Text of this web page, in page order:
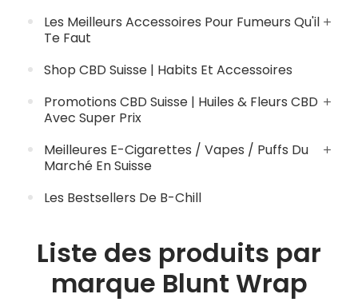
Les Meilleurs Accessoires Pour Fumeurs Qu'il
Te Faut
Shop CBD Suisse | Habits Et Accessoires
Promotions CBD Suisse | Huiles & Fleurs CBD
Avec Super Prix
Meilleures E-Cigarettes / Vapes / Puffs Du
Marché En Suisse
Les Bestsellers De B-Chill
Liste des produits par
marque Blunt Wrap